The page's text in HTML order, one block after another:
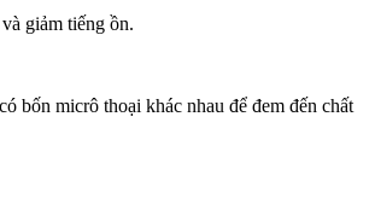
giảm tiếng ồn.
bốn micrô thoại khác nhau để đem đến chất